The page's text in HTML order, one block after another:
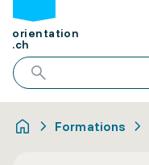
orientation
.ch
Formations